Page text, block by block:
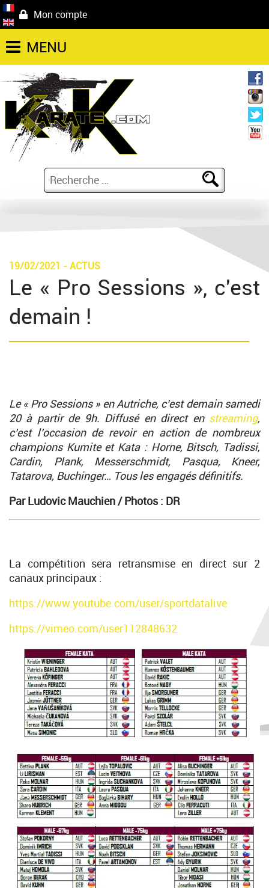
Mon compte
MENU
19/02/2021 -ACTUS
Le « Pro Sessions », c'est
demain !
Le « Pro Sessions » en Autriche, c’est demain samedi
20 à partir de 9h. Diffusé en direct en streaming,
c’est l’occasion de revoir en action de nombreux
champions Kumite et Kata : Horne, Bitsch, Tadissi,
Cardin, Plank, Messerschmidt, Pasqua, Kneer,
Tatarova, Buchinger… Tous les engagés définitifs.
Par Ludovic Mauchien /Photos : DR
La compétition sera retransmise en direct sur 2
canaux principaux :
https://www.youtube.com/user/sportdatalive
https://vimeo.com/user112848632